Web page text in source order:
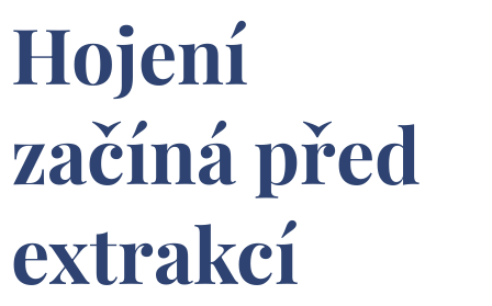
Hojení
začíná před
extrakcí